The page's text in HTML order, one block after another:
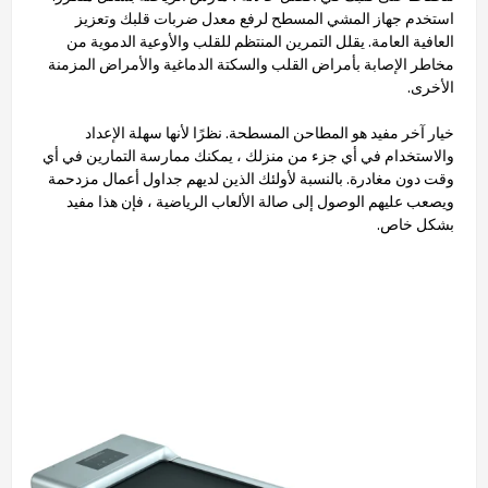
استخدم جهاز المشي المسطح لرفع معدل ضربات قلبك وتعزيز
العافية العامة. يقلل التمرين المنتظم للقلب والأوعية الدموية من
مخاطر الإصابة بأمراض القلب والسكتة الدماغية والأمراض المزمنة
الأخرى.
خيار آخر مفيد هو المطاحن المسطحة. نظرًا لأنها سهلة الإعداد
والاستخدام في أي جزء من منزلك ، يمكنك ممارسة التمارين في أي
وقت دون مغادرة. بالنسبة لأولئك الذين لديهم جداول أعمال مزدحمة
ويصعب عليهم الوصول إلى صالة الألعاب الرياضية ، فإن هذا مفيد
بشكل خاص.